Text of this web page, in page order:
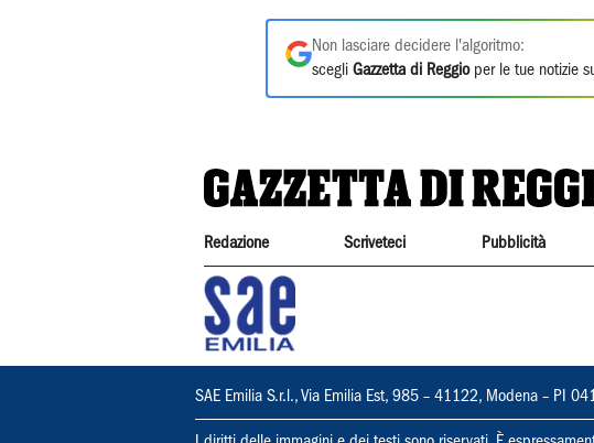
Non lasciare decidere l'algoritmo:
scegli Gazzetta di Reggioper le tue notizie
Redazione Scriveteci Pubblicità
SAE Emilia S.r.l., Via Emilia Est, 985 – 41122, Modena – PI